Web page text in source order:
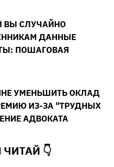
ВЫ СЛУЧАЙНО
ДАННЫЕ
ПОШАГОВАЯ
УМЕНЬШИТЬ ОКЛАД
ИЗ-ЗА "ТРУДНЫХ
АДВОКАТА
ЧИТАЙ 👇